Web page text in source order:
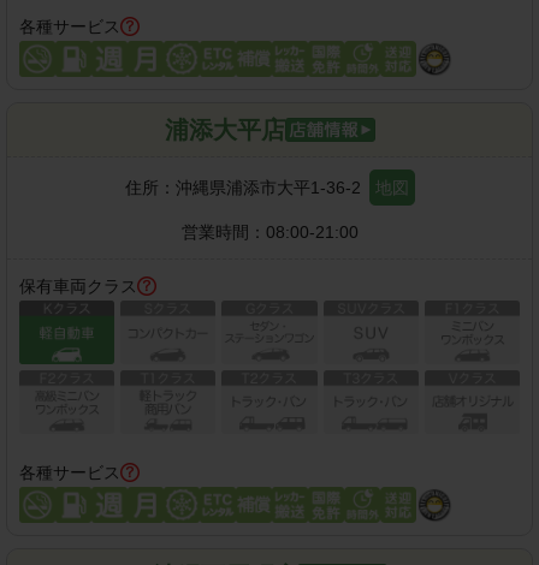
各種サービス
浦添大平店
住所： 沖縄県浦添市大平1-36-2 地図
営業時間： 08:00-21:00
保有車両クラス
各種サービス